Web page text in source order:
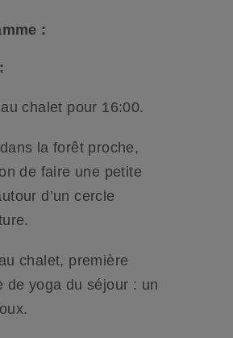
:
chalet pour 16:00.
la forêt proche,
de faire une petite
d’un cercle
chalet, première
de yoga du séjour : un